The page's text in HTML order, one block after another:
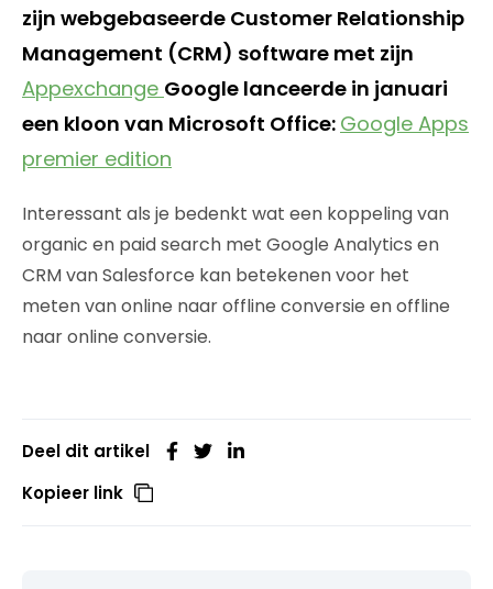
zijn webgebaseerde Customer Relationship
Management (CRM) software met zijn
Appexchange Google lanceerde in januari
een kloon van Microsoft Office: Google Apps
premier edition
Interessant als je bedenkt wat een koppeling van
organic en paid search met Google Analytics en
CRM van Salesforce kan betekenen voor het
meten van online naar offline conversie en offline
naar online conversie.
Deel dit artikel
Kopieer link